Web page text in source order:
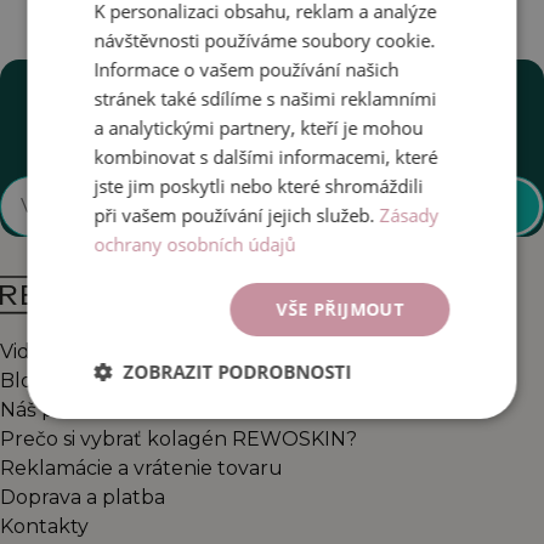
Novinky a špeciálne akcie na e-mail
Získajte tipy pre zdravé kĺby, novinky z vývoja a
prehľad našich špeciálnych akcií. Odber môžete
kedykoľvek zrušiť.
Odoberať
Videa s lékaři
Blog
Náš príbeh
Prečo si vybrať kolagén REWOSKIN?
Reklamácie a vrátenie tovaru
Doprava a platba
Kontakty
K personalizaci obsahu, reklam a analýze
návštěvnosti používáme soubory cookie.
Informace o vašem používání našich
stránek také sdílíme s našimi reklamními
a analytickými partnery, kteří je mohou
kombinovat s dalšími informacemi, které
jste jim poskytli nebo které shromáždili
při vašem používání jejich služeb. Zásady
ochrany osobních údajů
VŠE PŘIJMOUT
ZOBRAZIT PODROBNOSTI